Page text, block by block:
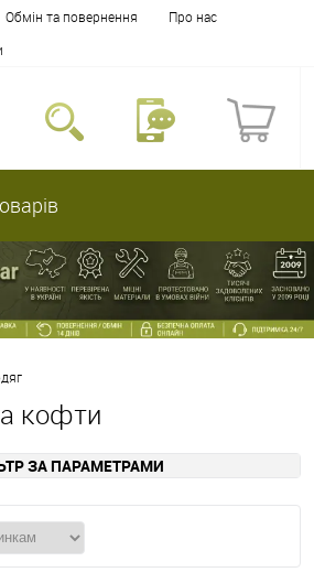
Обмін та повернення
Про нас
кофти
ЗА ПАРАМЕТРАМИ